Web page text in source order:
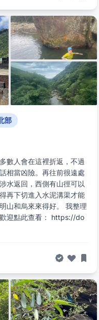
部
數人會在這裡折返，不過
相當凶險。再往前很遠處
水返回，西側有山徑可以
再下切進入水泥溝渠才能
山和烏來來得好。 我整理
迎點此查看： https://do